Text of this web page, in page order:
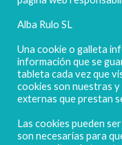
Alba Rulo SL
Una cookie o galleta
información que se
tableta cada vez que
cookies son nuestras
externas que prestan
Las cookies pueden
son necesarias para